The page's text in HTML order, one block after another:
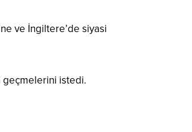
ve İngiltere’de siyasi
geçmelerini istedi.